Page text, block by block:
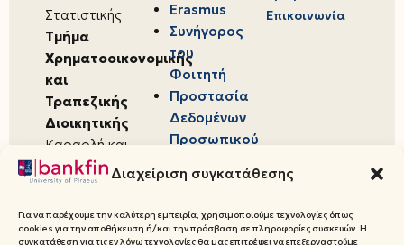
Διαχείριση συγκατάθεσης
Για να παρέχουμε την καλύτερη εμπειρία, χρησιμοποιούμε τεχνολογίες όπως
cookies για την αποθήκευση ή/και την πρόσβαση σε πληροφορίες συσκευών. Η
συγκατάθεση για τις εν λόγω τεχνολογίες θα μας επιτρέψει να επεξεργαστούμε
Στατιστικής
Τμήμα
Χρηματοοικονομικής
και
Τραπεζικής
Διοικητικής
Καραολή και
Δημητρίου 80,
18534,
Πειραιάς
Erasmus
Συνήγορος
του
Φοιτητή
Προστασία
Δεδομένων
Προσωπικού
Επικοινωνία